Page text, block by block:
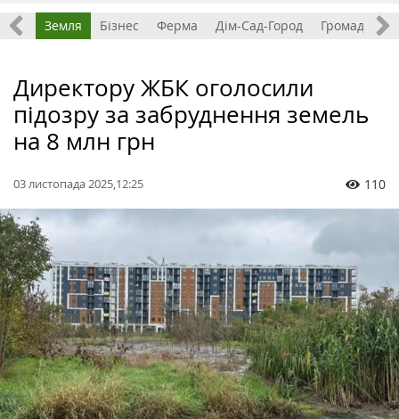
Все Земля Бізнес Ферма Дім-Сад-Город Громада
Директору ЖБК оголосили
підозру за забруднення земель
на 8 млн грн
03 листопада 2025,12:25 110